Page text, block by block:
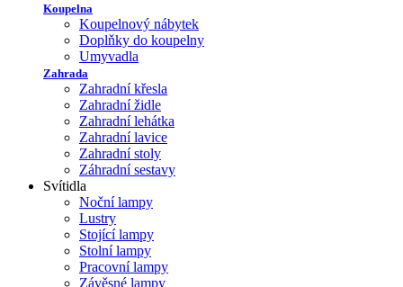
Koupelna
Koupelnový nábytek
Doplňky do koupelny
Umyvadla
Zahrada
Zahradní křesla
Zahradní židle
Zahradní lehátka
Zahradní lavice
Zahradní stoly
Záhradní sestavy
Svítidla
Noční lampy
Lustry
Stojící lampy
Stolní lampy
Pracovní lampy
Závěsné lampy